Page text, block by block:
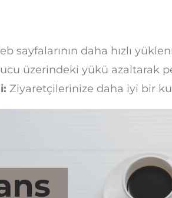
sayfalarının daha hızlı
üzerindeki yükü azaltarak
Ziyaretçilerinize daha iyi bir